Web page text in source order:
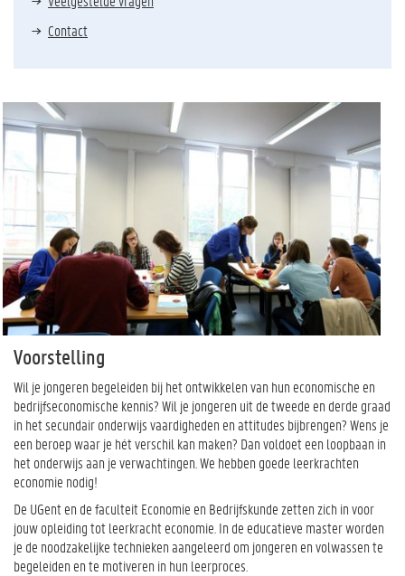
Contact
Voorstelling
Wil je jongeren begeleiden bij het ontwikkelen van hun economische en
bedrijfseconomische kennis? Wil je jongeren uit de tweede en derde graad
in het secundair onderwijs vaardigheden en attitudes bijbrengen? Wens je
een beroep waar je hét verschil kan maken? Dan voldoet een loopbaan in
het onderwijs aan je verwachtingen. We hebben goede leerkrachten
economie nodig!
De UGent en de faculteit Economie en Bedrijfskunde zetten zich in voor
jouw opleiding tot leerkracht economie. In de educatieve master worden
je de noodzakelijke technieken aangeleerd om jongeren en volwassen te
begeleiden en te motiveren in hun leerproces.